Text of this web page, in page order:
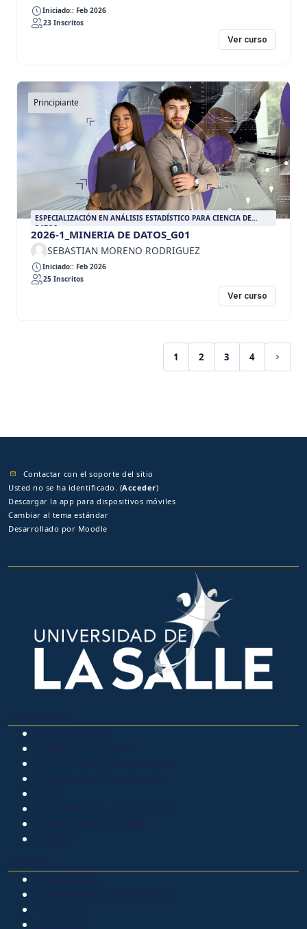
Iniciado:: Feb 2026
23 Inscritos
Ver curso
Principiante
ESPECIALIZACIÓN EN ANÁLISIS ESTADÍSTICO PARA CIENCIA DE
DATOS
2026-1_MINERIA DE DATOS_G01
SEBASTIAN MORENO RODRIGUEZ
Iniciado:: Feb 2026
25 Inscritos
Ver curso
1
(current)
2 3 4
Contactar con el soporte del sitio
Usted no se ha identificado. (Acceder)
Descargar la app para dispositivos móviles
Cambiar al tema estándar
Desarrollado por Moodle